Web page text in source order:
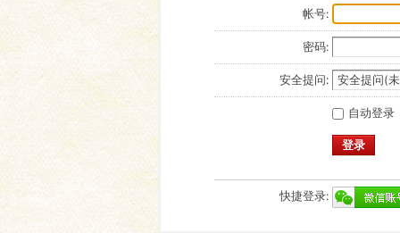
帐号:
密码:
安全提问:
自动登录
登录
快捷登录: